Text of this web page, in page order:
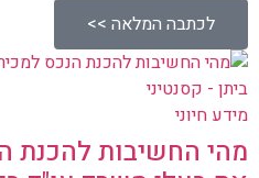
לכתבה המלאה >>
מידע חיוני
מהי החשיבות להכנת